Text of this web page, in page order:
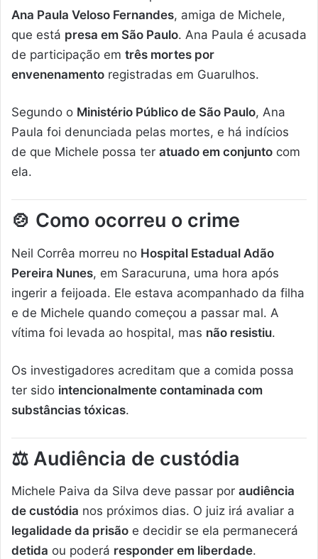
Ana Paula Veloso Fernandes, amiga de Michele,
que está presa em São Paulo. Ana Paula é acusada
de participação em três mortes por
envenenamento registradas em Guarulhos.
Segundo o Ministério Público de São Paulo, Ana
Paula foi denunciada pelas mortes, e há indícios
de que Michele possa ter atuado em conjunto com
ela.
🍲 Como ocorreu o crime
Neil Corrêa morreu no Hospital Estadual Adão
Pereira Nunes, em Saracuruna, uma hora após
ingerir a feijoada. Ele estava acompanhado da filha
e de Michele quando começou a passar mal. A
vítima foi levada ao hospital, mas não resistiu.
Os investigadores acreditam que a comida possa
ter sido intencionalmente contaminada com
substâncias tóxicas.
⚖️ Audiência de custódia
Michele Paiva da Silva deve passar por audiência
de custódia nos próximos dias. O juiz irá avaliar a
legalidade da prisão e decidir se ela permanecerá
detida ou poderá responder em liberdade.